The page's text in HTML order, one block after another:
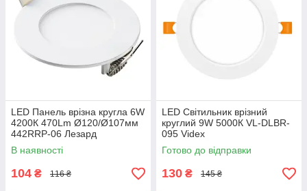
LED Панель врізна кругла 6W
4200К 470Lm Ø120/Ø107мм
442RRP-06 Лезард
В наявності
104 ₴ 116 ₴
LED Світильник врізний
круглий 9W 5000К VL-DLBR-
095 Videx
Готово до відправки
130 ₴ 145 ₴